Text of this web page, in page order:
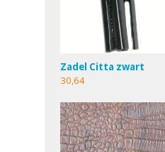
Zadel Citta zwart
30,64